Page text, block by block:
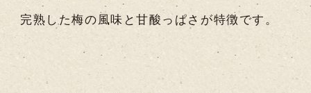
完熟した梅の風味と甘酸っぱさが特徴です。